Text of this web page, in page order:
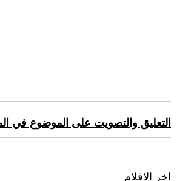
التعليق والتصويت على الموضوع في
اخر الافلام